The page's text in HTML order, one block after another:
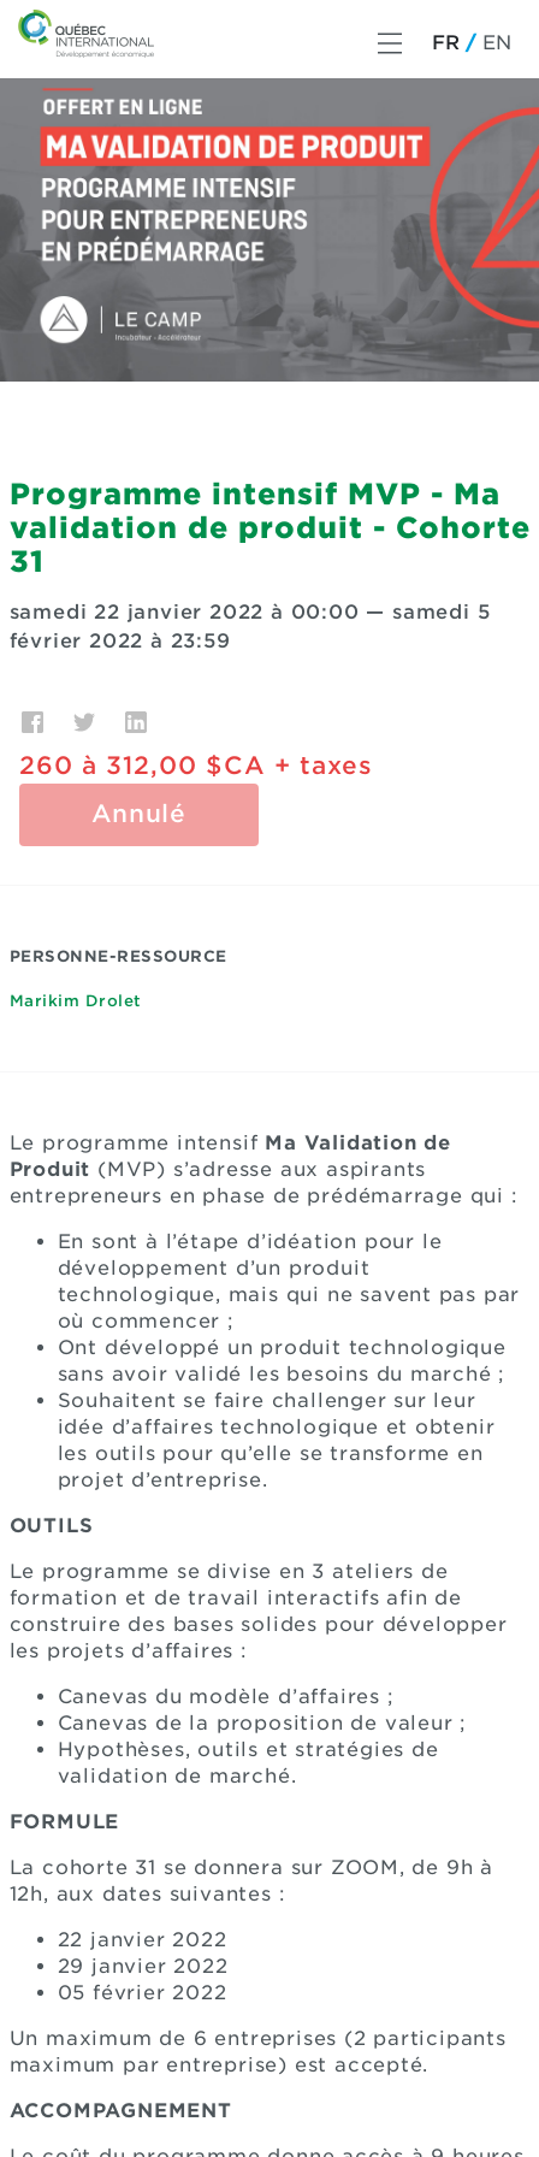
FR EN
Programme intensif MVP - Ma
validation de produit - Cohorte
31
samedi 22 janvier 2022 à 00:00 — samedi 5
février 2022 à 23:59
260 à 312,00 $CA + taxes
Annulé
PERSONNE-RESSOURCE
Marikim Drolet
Le programme intensif Ma Validation de
Produit (MVP) s’adresse aux aspirants
entrepreneurs en phase de prédémarrage qui :
En sont à l’étape d’idéation pour le
développement d’un produit
technologique, mais qui ne savent pas par
où commencer ;
Ont développé un produit technologique
sans avoir validé les besoins du marché ;
Souhaitent se faire challenger sur leur
idée d’affaires technologique et obtenir
les outils pour qu’elle se transforme en
projet d’entreprise.
OUTILS
Le programme se divise en 3 ateliers de
formation et de travail interactifs afin de
construire des bases solides pour développer
les projets d’affaires :
Canevas du modèle d’affaires ;
Canevas de la proposition de valeur ;
Hypothèses, outils et stratégies de
validation de marché.
FORMULE
La cohorte 31 se donnera sur ZOOM, de 9h à
12h, aux dates suivantes :
22 janvier 2022
29 janvier 2022
05 février 2022
Un maximum de 6 entreprises (2 participants
maximum par entreprise) est accepté.
ACCOMPAGNEMENT